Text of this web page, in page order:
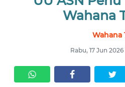
Wahana
Wahana
Rabu, 17 Jun
KAMI